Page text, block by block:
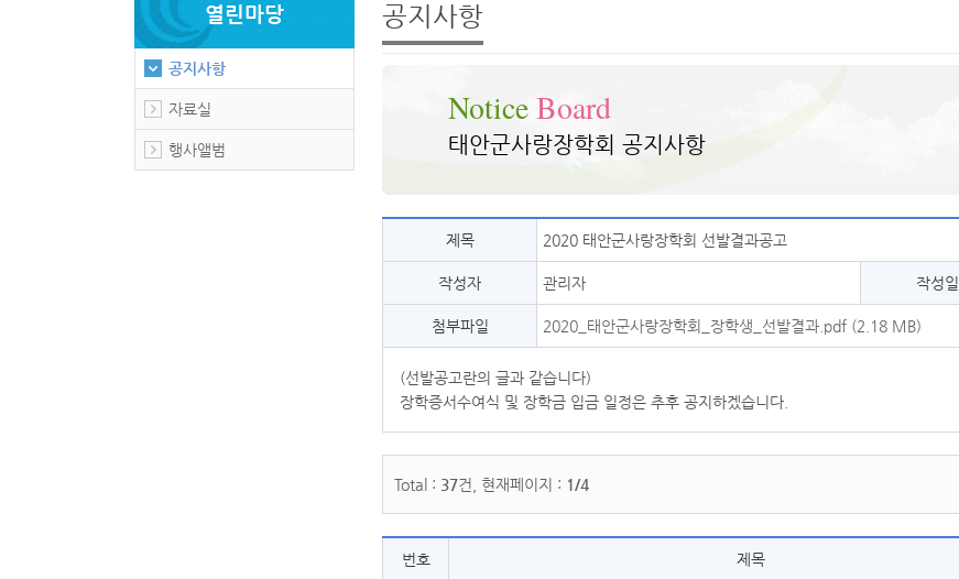
열린마당
공지사항
자료실
행사앨범
공지사항
NoticeBoard
태안군사랑장학회 공지사항
제목 2020 태안군사랑장학회 선발결과공고
작성자 관리자 작성일
첨부파일 2020_태안군사랑장학회_장학생_선발결과.pdf (2.18 MB)
(선발공고란의 글과 같습니다)
장학증서수여식 및 장학금 입금 일정은 추후 공지하겠습니다.
Total : 37건, 현재페이지 : 1/4
번호 제목